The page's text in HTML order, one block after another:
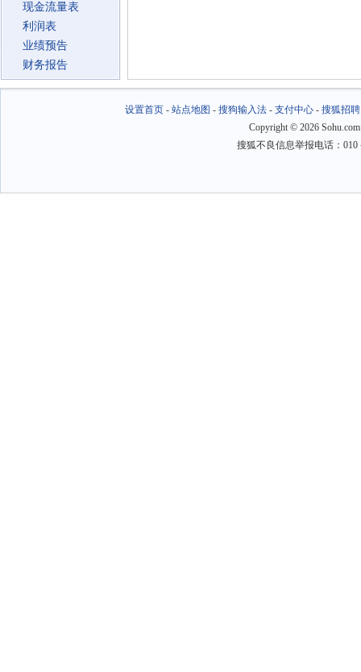
现金流量表
利润表
业绩预告
财务报告
设置首页- 站点地图 - 搜狗输入法- 支付中心- 搜狐招聘
Copyright © 2026
搜狐不良信息举报电话：010